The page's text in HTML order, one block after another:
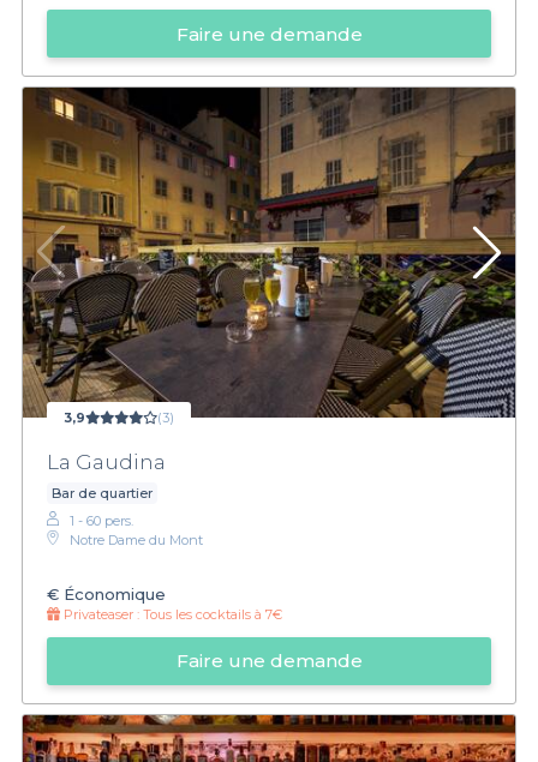
Faire une demande
3,9 (3)
La Gaudina
Bar de quartier
1 - 60 pers.
Notre Dame du Mont
€ Économique
Privateaser : Tous les cocktails à 7€
Faire une demande